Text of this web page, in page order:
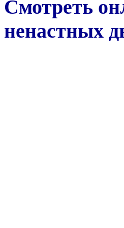
Смотреть
ненастных